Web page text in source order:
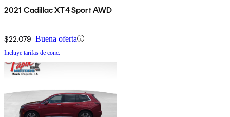
2021 Cadillac XT4 Sport AWD
$22,079 Buena oferta
Incluye tarifas de conc.